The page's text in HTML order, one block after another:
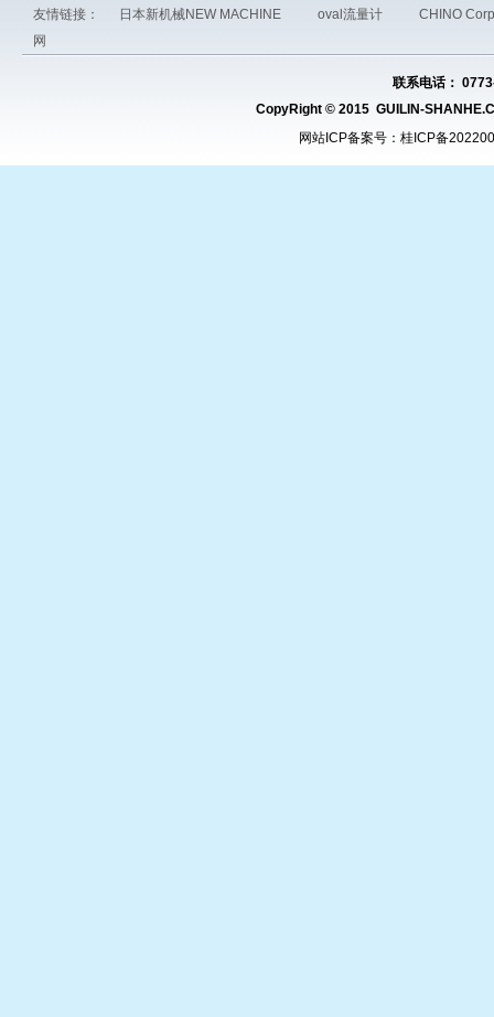
友情链接： 日本新机械NEW MACHINE oval流量计
CHINO
网
联系电话：
CopyRight © 2015 GUILIN-
网站ICP备案号： 桂ICP备